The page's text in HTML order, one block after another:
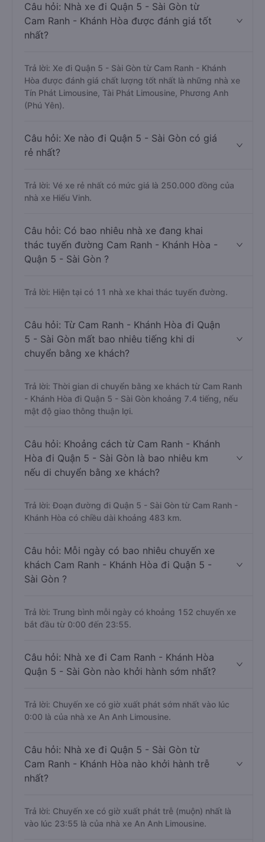
Câu hỏi: Nhà xe đi Quận 5 - Sài Gòn từ
Cam Ranh - Khánh Hòa được đánh giá tốt
nhất?
Trả lời: Xe đi Quận 5 - Sài Gòn từ Cam Ranh - Khánh
Hòa được đánh giá chất lượng tốt nhất là những nhà xe
Tín Phát Limousine, Tài Phát Limousine, Phương Anh
(Phú Yên).
Câu hỏi: Xe nào đi Quận 5 - Sài Gòn có giá
rẻ nhất?
Trả lời: Vé xe rẻ nhất có mức giá là 250.000 đồng của
nhà xe Hiếu Vinh.
Câu hỏi: Có bao nhiêu nhà xe đang khai
thác tuyến đường Cam Ranh - Khánh Hòa -
Quận 5 - Sài Gòn ?
Trả lời: Hiện tại có 11 nhà xe khai thác tuyến đường.
Câu hỏi: Từ Cam Ranh - Khánh Hòa đi Quận
5 - Sài Gòn mất bao nhiêu tiếng khi di
chuyển bằng xe khách?
Trả lời: Thời gian di chuyển bằng xe khách từ Cam Ranh
- Khánh Hòa đi Quận 5 - Sài Gòn khoảng 7.4 tiếng, nếu
mật độ giao thông thuận lợi.
Câu hỏi: Khoảng cách từ Cam Ranh - Khánh
Hòa đi Quận 5 - Sài Gòn là bao nhiêu km
nếu di chuyển bằng xe khách?
Trả lời: Đoạn đường đi Quận 5 - Sài Gòn từ Cam Ranh -
Khánh Hòa có chiều dài khoảng 483 km.
Câu hỏi: Mỗi ngày có bao nhiêu chuyến xe
khách Cam Ranh - Khánh Hòa đi Quận 5 -
Sài Gòn ?
Trả lời: Trung bình mỗi ngày có khoảng 152 chuyến xe
bắt đầu từ 0:00 đến 23:55.
Câu hỏi: Nhà xe đi Cam Ranh - Khánh Hòa
Quận 5 - Sài Gòn nào khởi hành sớm nhất?
Trả lời: Chuyến xe có giờ xuất phát sớm nhất vào lúc
0:00 là của nhà xe An Anh Limousine.
Câu hỏi: Nhà xe đi Quận 5 - Sài Gòn từ
Cam Ranh - Khánh Hòa nào khởi hành trễ
nhất?
Trả lời: Chuyến xe có giờ xuất phát trễ (muộn) nhất là
vào lúc 23:55 là của nhà xe An Anh Limousine.